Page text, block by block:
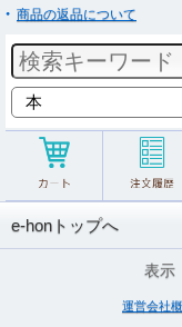
商品の返品について
e-honトップへ
表示
運営会社